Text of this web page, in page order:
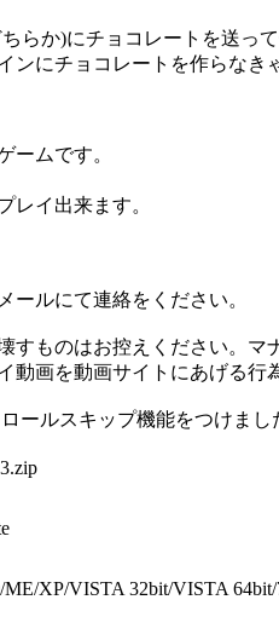
らか)にチョコレートを送って
ンにチョコレートを作らなき
ームです。
レイ出来ます。
ールにて連絡をください。
ものはお控えください。マ
画を動画サイトにあげる行
ールスキップ機能をつけまし
ME/XP/VISTA 32bit/VISTA